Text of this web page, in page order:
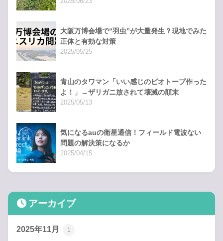
大阪万博会場で“羽虫”が大量発生？現地でみた
正体と有効な対策
2025/05/25
青山のタワマン「いい感じのビオトープ作った
よ！」→ザリガニ放されて壊滅の顛末
2025/05/13
気になるauの衛星通信！フィールド電波ない
問題の解決策になるか
2025/04/15
アーカイブ
2025年11月 1